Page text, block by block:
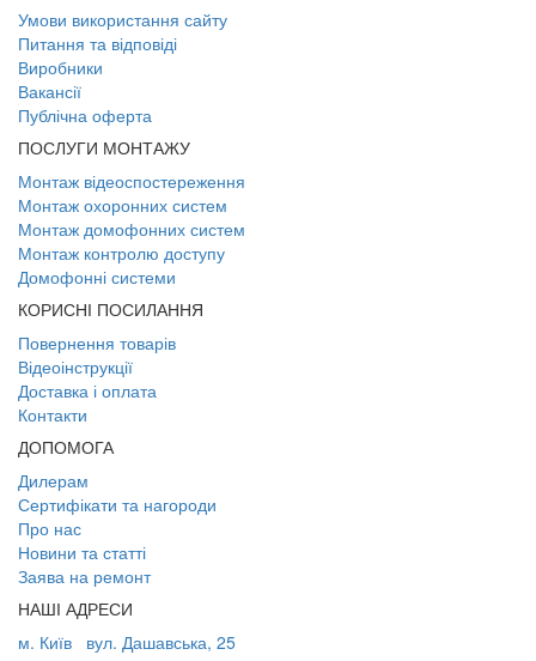
Умови використання сайту
Питання та відповіді
Виробники
Вакансії
Публічна оферта
ПОСЛУГИ МОНТАЖУ
Монтаж відеоспостереження
Монтаж охоронних систем
Монтаж домофонних систем
Монтаж контролю доступу
Домофонні системи
КОРИСНІ ПОСИЛАННЯ
Повернення товарів
Відеоінструкції
Доставка і оплата
Контакти
ДОПОМОГА
Дилерам
Сертифікати та нагороди
Про нас
Новини та статті
Заява на ремонт
НАШІ АДРЕСИ
м. Київ
вул. Дашавська, 25